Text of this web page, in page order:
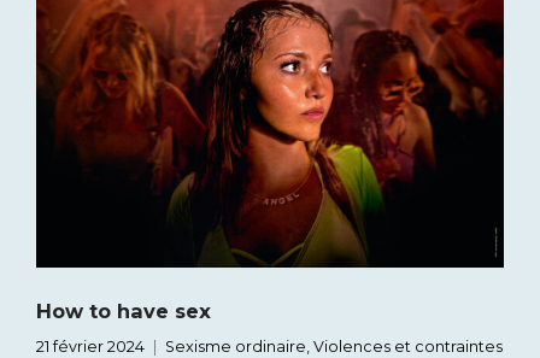
How to have sex
21 février 2024 Sexisme ordinaire, Violences et contraintes